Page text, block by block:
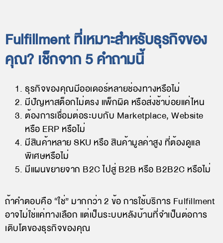
Fulfillment ที่เหมาะสำหรับธุรกิจของ
คุณ? เช็กจาก 5 คำถามนี้
ธุรกิจของคุณมีออเดอร์หลายช่องทางหรือไม่
มีปัญหาสต็อกไม่ตรง แพ็กผิด หรือส่งช้าบ่อยแค่ไหน
ต้องการเชื่อมต่อระบบกับ Marketplace, Website
หรือ ERP หรือไม่
มีสินค้าหลาย SKU หรือ สินค้ามูลค่าสูง ที่ต้องดูแล
พิเศษหรือไม่
มีแผนขยายจาก B2C ไปสู่ B2B หรือ B2B2C หรือไม่
ถ้าคำตอบคือ “ใช่” มากกว่า 2 ข้อ การใช้บริการ Fulfillment
อาจไม่ใช่แค่ทางเลือก แต่เป็นระบบหลังบ้านที่จำเป็นต่อการ
เติบโตของธุรกิจของคุณ